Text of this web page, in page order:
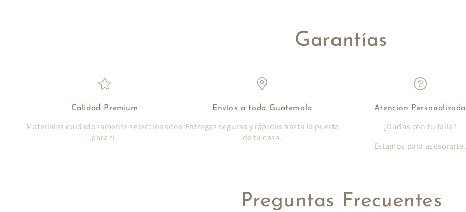
Garantías
Calidad Premium
Materiales cuidadosamente seleccionados
para ti.
Envíos a toda Guatemala
Entregas seguras y rápidas hasta la puerta
de tu casa.
Atención Personalizada
¿Dudas con tu talla?
Estamos para asesorarte.
Preguntas Frecuentes